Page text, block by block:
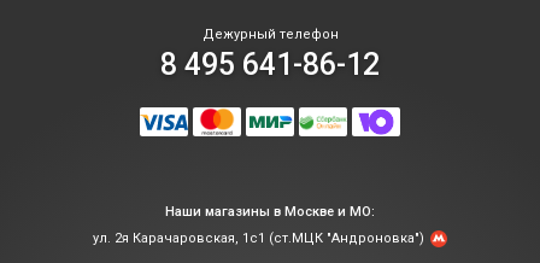
Дежурный телефон
8 495 641-86-12
Наши магазины в Москве и МО:
ул. 2я Карачаровская, 1с1 (ст.МЦК "Андроновка")